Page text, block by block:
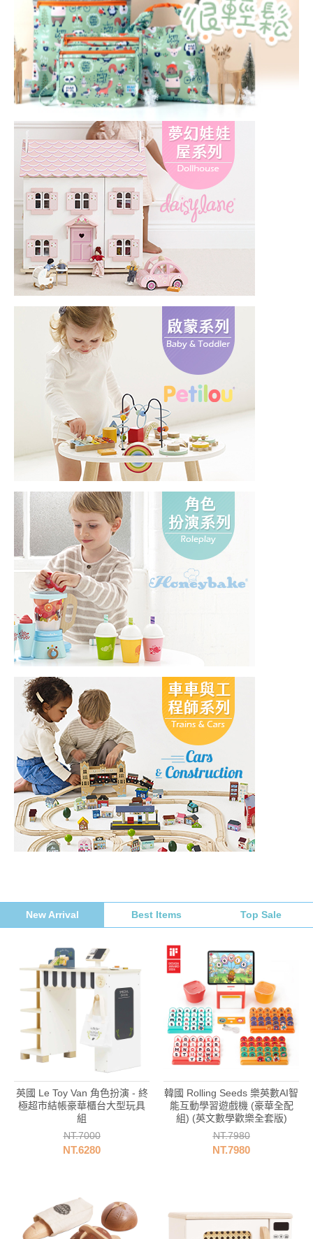
New Arrival Best Items Top Sale
英國 Le Toy Van 角色扮演 - 終
極超市結帳豪華櫃台大型玩具
組
NT.7000
NT.6280
韓國 Rolling Seeds 樂英數AI智
能互動學習遊戲機 (豪華全配
組) (英文數學歡樂全套版)
NT.7980
NT.7980